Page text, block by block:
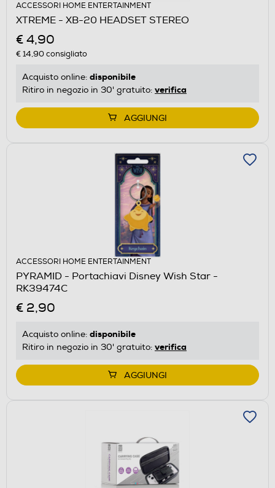
ACCESSORI HOME ENTERTAINMENT
XTREME - XB-20 HEADSET STEREO
€ 4,90
€ 14,90consigliato
Acquisto online: disponibile
Ritiro in negozio in 30' gratuito: verifica
AGGIUNGI
ACCESSORI HOME ENTERTAINMENT
PYRAMID - Portachiavi Disney Wish Star -
RK39474C
€ 2,90
Acquisto online: disponibile
Ritiro in negozio in 30' gratuito: verifica
AGGIUNGI